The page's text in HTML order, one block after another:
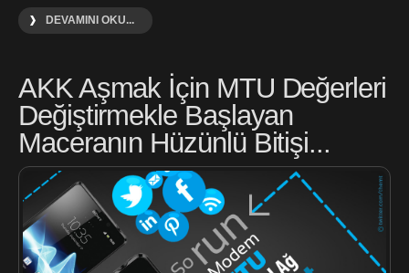
DEVAMINI OKU...
AKK Aşmak İçin MTU Değerleri
Değiştirmekle Başlayan
Maceranın Hüzünlü Bitişi...